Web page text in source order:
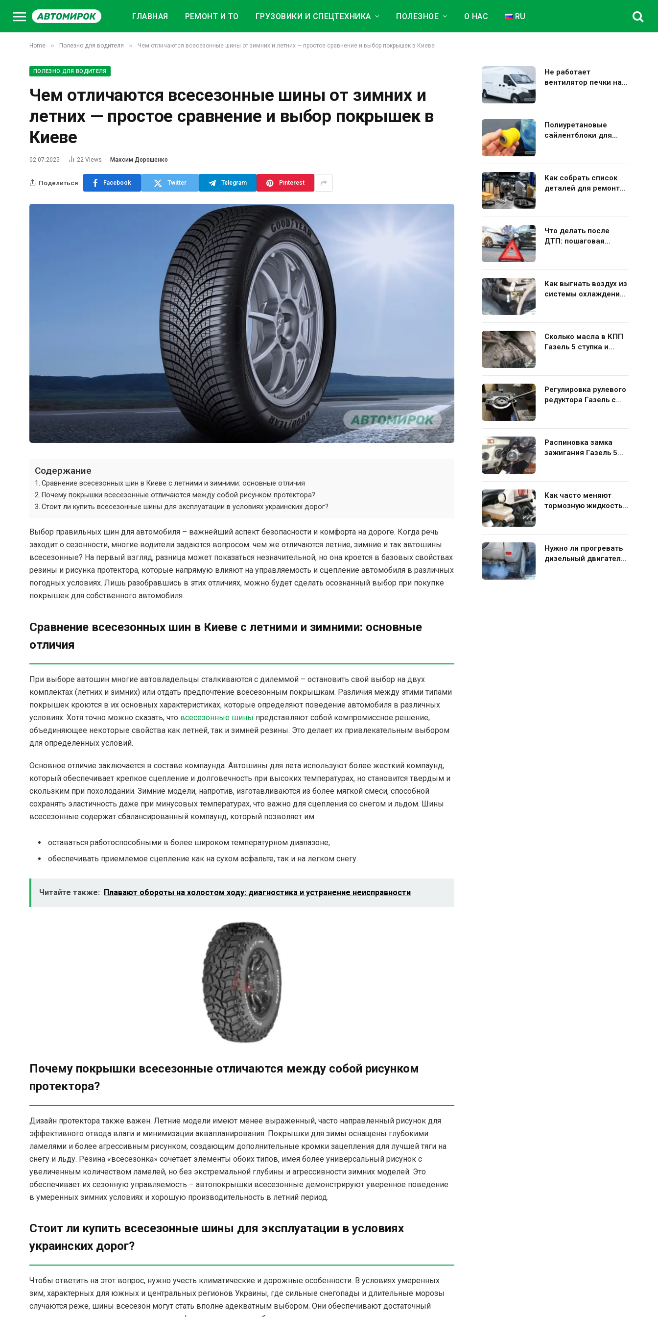
ГЛАВНАЯ РЕМОНТ И ТО ГРУЗОВИКИ И СПЕЦТЕХНИКА ПОЛЕЗНОЕ О НАС RU
Home » Полезно для водителя » Чем отличаются всесезонные шины от зимних и летних — простое сравнение и выбор покрышек в Киеве
ПОЛЕЗНО ДЛЯ ВОДИТЕЛЯ
Чем отличаются всесезонные шины от зимних и
летних — простое сравнение и выбор покрышек в
Киеве
02.07.2025 22 Views Максим Дорошенко
Поделиться Facebook Twitter Telegram Pinterest
Содержание
Сравнение всесезонных шин в Киеве с летними и зимними: основные отличия
Почему покрышки всесезонные отличаются между собой рисунком протектора?
Стоит ли купить всесезонные шины для эксплуатации в условиях украинских дорог?
Выбор правильных шин для автомобиля – важнейший аспект безопасности и комфорта на дороге. Когда речь
заходит о сезонности, многие водители задаются вопросом: чем же отличаются летние, зимние и так автошины
всесезонные? На первый взгляд, разница может показаться незначительной, но она кроется в базовых свойствах
резины и рисунка протектора, которые напрямую влияют на управляемость и сцепление автомобиля в различных
погодных условиях. Лишь разобравшись в этих отличиях, можно будет сделать осознанный выбор при покупке
покрышек для собственного автомобиля.
Сравнение всесезонных шин в Киеве с летними и зимними: основные
отличия
При выборе автошин многие автовладельцы сталкиваются с дилеммой – остановить свой выбор на двух
комплектах (летних и зимних) или отдать предпочтение всесезонным покрышкам. Различия между этими типами
покрышек кроются в их основных характеристиках, которые определяют поведение автомобиля в различных
условиях. Хотя точно можно сказать, что всесезонные шины представляют собой компромиссное решение,
объединяющее некоторые свойства как летней, так и зимней резины. Это делает их привлекательным выбором
для определенных условий.
Основное отличие заключается в составе компаунда. Автошины для лета используют более жесткий компаунд,
который обеспечивает крепкое сцепление и долговечность при высоких температурах, но становится твердым и
скользким при похолодании. Зимние модели, напротив, изготавливаются из более мягкой смеси, способной
сохранять эластичность даже при минусовых температурах, что важно для сцепления со снегом и льдом. Шины
всесезонные содержат сбалансированный компаунд, который позволяет им:
оставаться работоспособными в более широком температурном диапазоне;
обеспечивать приемлемое сцепление как на сухом асфальте, так и на легком снегу.
Читайте также: Плавают обороты на холостом ходу: диагностика и устранение неисправности
Почему покрышки всесезонные отличаются между собой рисунком
протектора?
Дизайн протектора также важен. Летние модели имеют менее выраженный, часто направленный рисунок для
эффективного отвода влаги и минимизации аквапланирования. Покрышки для зимы оснащены глубокими
ламелями и более агрессивным рисунком, создающим дополнительные кромки зацепления для лучшей тяги на
снегу и льду. Резина «всесезонка» сочетает элементы обоих типов, имея более универсальный рисунок с
увеличенным количеством ламелей, но без экстремальной глубины и агрессивности зимних моделей. Это
обеспечивает их сезонную управляемость – автопокрышки всесезонные демонстрируют уверенное поведение
в умеренных зимних условиях и хорошую производительность в летний период.
Стоит ли купить всесезонные шины для эксплуатации в условиях
украинских дорог?
Чтобы ответить на этот вопрос, нужно учесть климатические и дорожные особенности. В условиях умеренных
зим, характерных для южных и центральных регионов Украины, где сильные снегопады и длительные морозы
случаются реже, шины всесезон могут стать вполне адекватным выбором. Они обеспечивают достаточный
Не работает
вентилятор печки на
Полиуретановые
сайлентблоки для
Как собрать список
деталей для ремонта
Что делать после
ДТП: пошаговая
Как выгнать воздух из
системы охлаждения
Сколько масла в КПП
Газель 5 ступка и
Регулировка рулевого
редуктора Газель с
Распиновка замка
зажигания Газель 5
Как часто меняют
тормозную жидкость в
Нужно ли прогревать
дизельный двигатель